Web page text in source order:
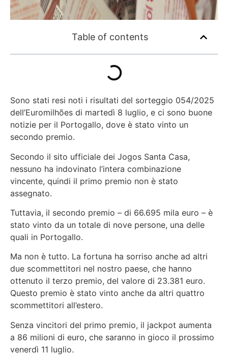
Table of contents
Sono stati resi noti i risultati del sorteggio 054/2025
dell’Euromilhões di martedì 8 luglio, e ci sono buone
notizie per il Portogallo, dove è stato vinto un
secondo premio.
Secondo il sito ufficiale dei Jogos Santa Casa,
nessuno ha indovinato l’intera combinazione
vincente, quindi il primo premio non è stato
assegnato.
Tuttavia, il secondo premio – di 66.695 mila euro – è
stato vinto da un totale di nove persone, una delle
quali in Portogallo.
Ma non è tutto. La fortuna ha sorriso anche ad altri
due scommettitori nel nostro paese, che hanno
ottenuto il terzo premio, del valore di 23.381 euro.
Questo premio è stato vinto anche da altri quattro
scommettitori all’estero.
Senza vincitori del primo premio, il jackpot aumenta
a 86 milioni di euro, che saranno in gioco il prossimo
venerdì 11 luglio.